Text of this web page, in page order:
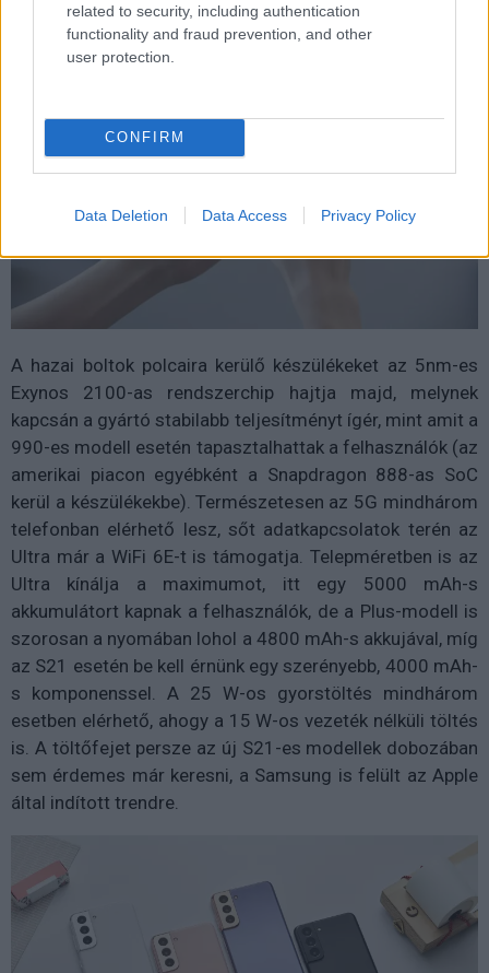
related to security, including authentication
functionality and fraud prevention, and other
user protection.
CONFIRM
Data Deletion Data Access Privacy Policy
A hazai boltok polcaira kerülő készülékeket az 5nm-es
Exynos 2100-as rendszerchip hajtja majd, melynek
kapcsán a gyártó stabilabb teljesítményt ígér, mint amit a
990-es modell esetén tapasztalhattak a felhasználók (az
amerikai piacon egyébként a Snapdragon 888-as SoC
kerül a készülékekbe). Természetesen az 5G mindhárom
telefonban elérhető lesz, sőt adatkapcsolatok terén az
Ultra már a WiFi 6E-t is támogatja. Telepméretben is az
Ultra kínálja a maximumot, itt egy 5000 mAh-s
akkumulátort kapnak a felhasználók, de a Plus-modell is
szorosan a nyomában lohol a 4800 mAh-s akkujával, míg
az S21 esetén be kell érnünk egy szerényebb, 4000 mAh-
s komponenssel. A 25 W-os gyorstöltés mindhárom
esetben elérhető, ahogy a 15 W-os vezeték nélküli töltés
is. A töltőfejet persze az új S21-es modellek dobozában
sem érdemes már keresni, a Samsung is felült az Apple
által indított trendre.